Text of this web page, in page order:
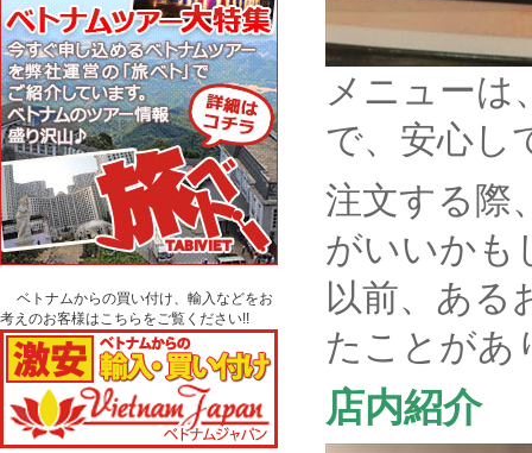
ベトナムからの買い付け、輸入などをお
考えのお客様はこちらをご覧ください!!
メニューは
で、安心し
注文する際
がいいかも
以前、ある
たことがあ
店内紹介